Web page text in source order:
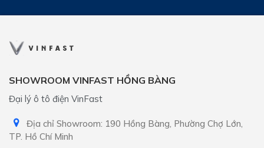
SHOWROOM VINFAST HỒNG BÀNG
Đại lý ô tô điện VinFast
Địa chỉ Showroom: 190 Hồng Bàng, Phường Chợ Lớn,
TP. Hồ Chí Minh